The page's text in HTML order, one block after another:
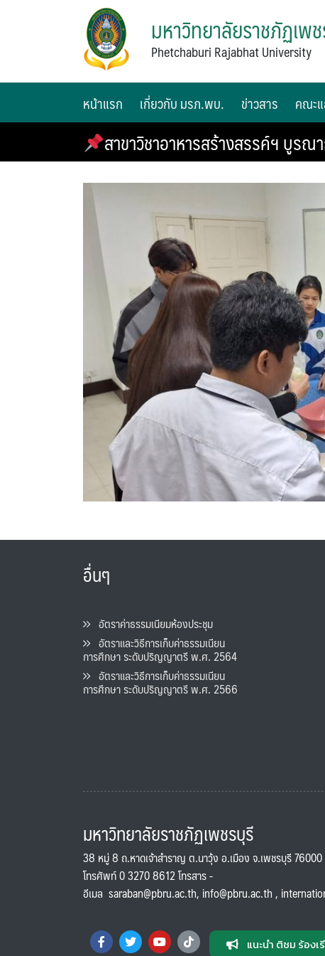
มหาวิทยาลัยราชภัฏเพ
Phetchaburi Rajabhat University
หน้าแรก เกี่ยวกับ มรภ.พบ. ข่าวสาร คณะ
สาขาวิชาอาหารสร้างสรรค์ฯ บูร
อื่นๆ
อัตราค่าธรรมเนียมห้องประชุม
อัตราและวิธีการเก็บค่าธรรมเนียน
การศึกษา ระดับปริญญาตรี พ.ศ. 2564
อัตราและวิธีการเก็บค่าธรรมเนียน
การศึกษา ระดับปริญญาตรี พ.ศ. 2566
มหาวิทยาลัยราชภัฏเพชรบุรี
38 หมู่ 8 ถ.หาดเจ้าสำราญ ต.นาวุ้ง อ.เมือง จ.เพชรบุรี 76000
โทรศัพท์ 0 3270 8612 โทรสาร -
อีเมล saraban@pbru.ac.th, info@pbru.ac.th,
แนะนำ ติชม ร้องเ